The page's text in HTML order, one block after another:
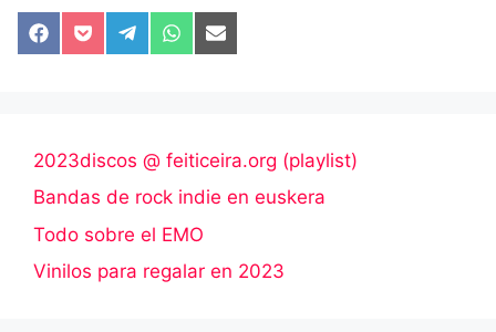
Compartir
en
Compartir
en
Compartir
en
Compartir
en
Compartir
en
2023discos @ feiticeira.org (playlist)
Bandas de rock indie en euskera
Todo sobre el EMO
Vinilos para regalar en 2023